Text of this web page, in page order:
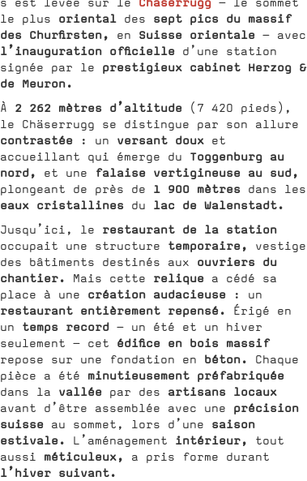
le plus oriental des sept pics du massif
des Churfirsten,
en Suisse orientale – avec
l’inauguration officielle
d’une station
signée par le prestigieux cabinet Herzog &
de Meuron.
À 2 262 mètres d’altitude
(7 420 pieds),
le Chäserrugg se distingue par son allure
contrastée : un versant doux et
accueillant qui émerge du Toggenburg au
nord,
et une falaise vertigineuse au sud,
plongeant de près de 1 900 mètres dans les
eaux cristallines du lac de Walenstadt.
Jusqu’ici, le restaurant de la station
occupait une structure temporaire,
vestige
des bâtiments destinés aux ouvriers du
chantier.
Mais cette relique a cédé sa
place à une création audacieuse : un
restaurant entièrement repensé.
Érigé en
un temps record – un été et un hiver
seulement – cet édifice en bois massif
repose sur une fondation en béton.
Chaque
pièce a été minutieusement préfabriquée
dans la vallée par des artisans locaux
avant d’être assemblée avec une précision
suisse au sommet, lors d’une saison
estivale.
L’aménagement intérieur,
tout
aussi méticuleux, a pris forme durant
l’hiver suivant.